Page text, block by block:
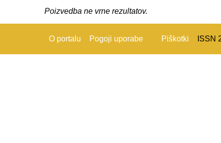
Poizvedba ne vrne rezultatov.
O portalu Pogoji uporabe Piškotki ISSN